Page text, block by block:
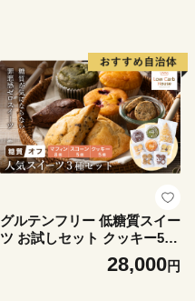
グルテンフリー 低糖質スイー
ツ お試しセット クッキー5種
マフィン8種 スコーン5種 / ス
イーツ マフィン 焼き菓子 詰
28,000円